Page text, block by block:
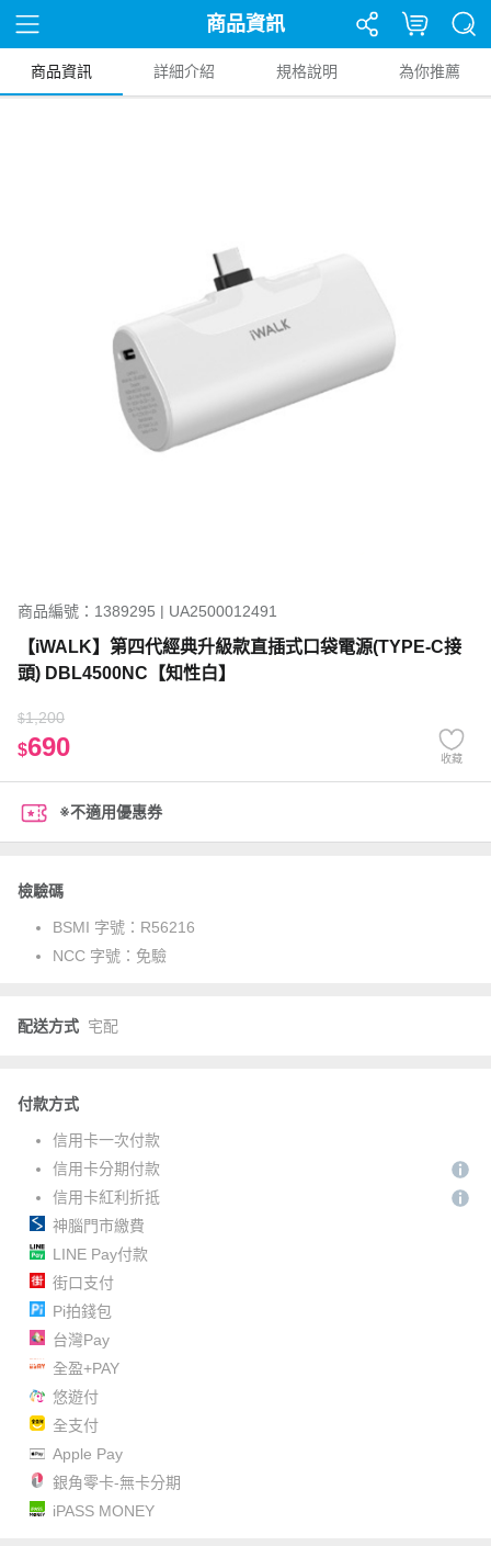
商品資訊
商品資訊 詳細介紹 規格說明 為你推薦
商品編號：1389295 | UA2500012491
【iWALK】第四代經典升級款直插式口袋電源(TYPE-C接
頭) DBL4500NC【知性白】
$1,200
$690 收藏
※不適用優惠券
檢驗碼
BSMI 字號： R56216
NCC 字號： 免驗
配送方式 宅配
付款方式
信用卡一次付款
信用卡分期付款
信用卡紅利折抵
神腦門市繳費
LINE Pay付款
街口支付
Pi拍錢包
台灣Pay
全盈+PAY
悠遊付
全支付
Apple Pay
銀角零卡-無卡分期
iPASS MONEY